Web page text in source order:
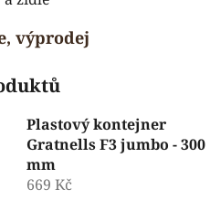
výprodej
Plastový kontejner
Gratnells F3 jumbo - 300
mm
669 Kč